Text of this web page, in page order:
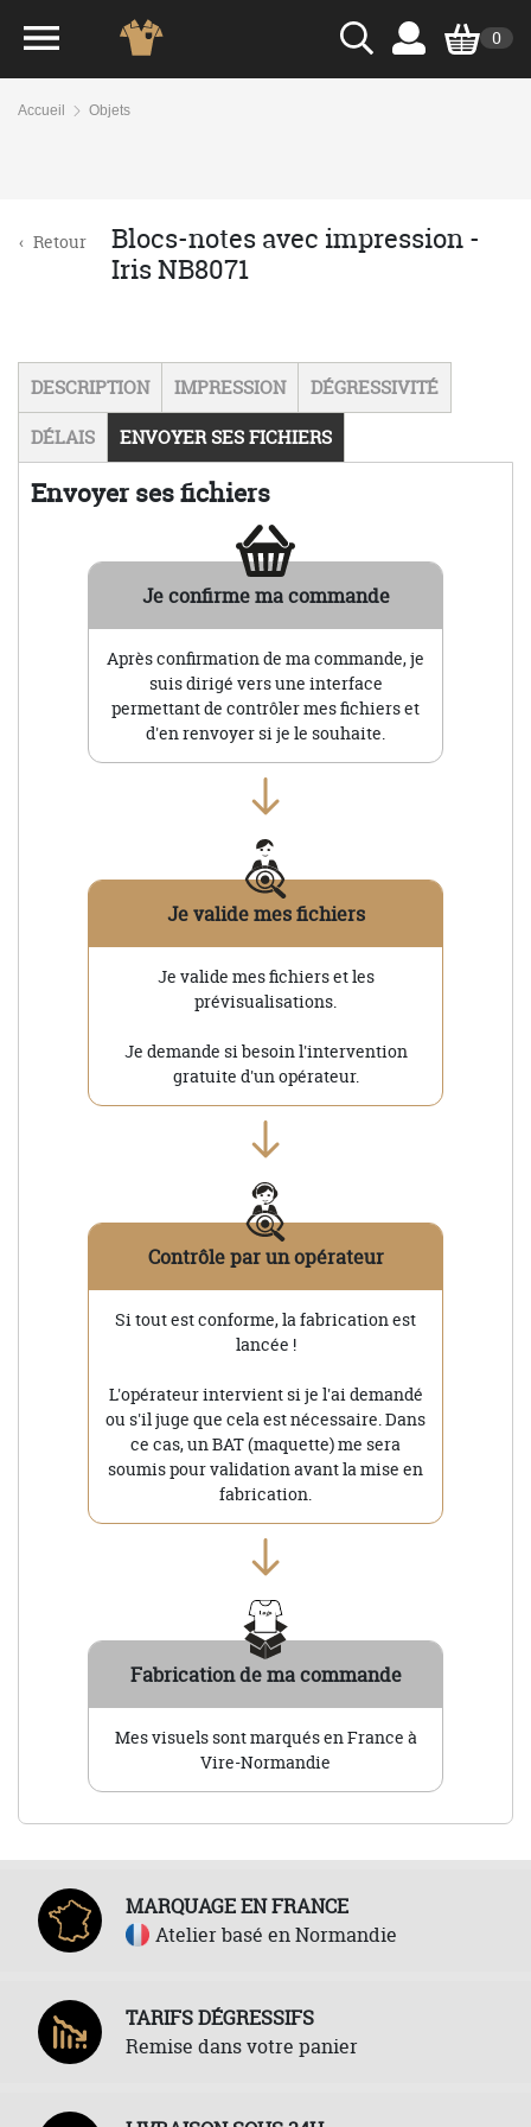
0
Accueil Objets
‹ Retour
Blocs-notes avec impression -
Iris NB8071
DESCRIPTION IMPRESSION
DÉGRESSIVITÉ
DÉLAIS
ENVOYER SES FICHIERS
Envoyer ses fichiers
Je confirme ma commande
Après confirmation de ma commande, je
suis dirigé vers une interface
permettant de contrôler mes fichiers et
d'en renvoyer si je le souhaite.
Je valide mes fichiers
Je valide mes fichiers et les
prévisualisations.
Je demande si besoin l'intervention
gratuite d'un opérateur.
Contrôle par un opérateur
Si tout est conforme, la fabrication est
lancée !
L'opérateur intervient si je l'ai demandé
ou s'il juge que cela est nécessaire. Dans
ce cas, un BAT (maquette) me sera
soumis pour validation avant la mise en
fabrication.
Fabrication de ma commande
Mes visuels sont marqués en France à
Vire-Normandie
MARQUAGE EN FRANCE
Atelier basé en Normandie
TARIFS DÉGRESSIFS
Remise dans votre panier